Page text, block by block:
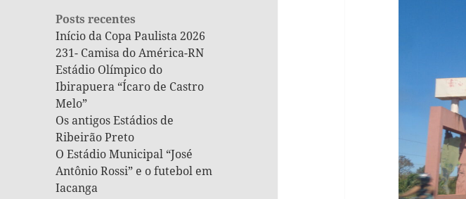
Posts recentes
Início da Copa Paulista 2026
231- Camisa do América-RN
Estádio Olímpico do
Ibirapuera “Ícaro de Castro
Melo”
Os antigos Estádios de
Ribeirão Preto
O Estádio Municipal “José
Antônio Rossi” e o futebol em
Iacanga